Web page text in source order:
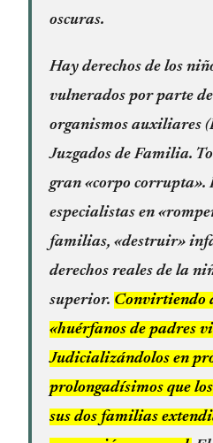
oscuras.
Hay derechos de los
vulnerados por parte
organismos auxiliares
Juzgados de Familia.
gran «corpo corrupta».
especialistas en
familias, «destruir»
derechos reales de la
superior. Convirtiendo
«huérfanos de padres
Judicializándolos en
prolongadísimos que
sus dos familias